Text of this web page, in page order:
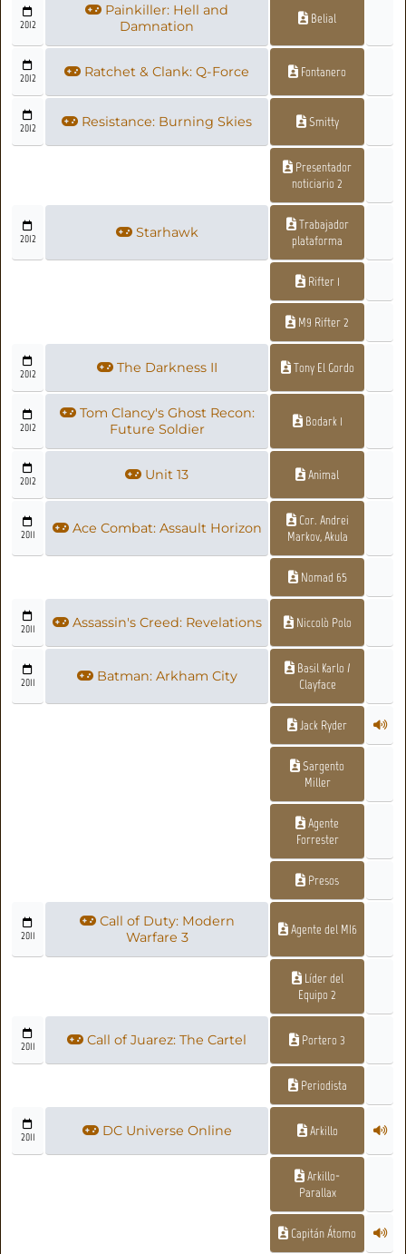
2012
Painkiller: Hell and
Damnation
Belial
2012 Ratchet & Clank: Q-Force Fontanero
2012 Resistance: Burning Skies Smitty
Presentador
noticiario 2
2012 Starhawk
Trabajador
plataforma
Rifter 1
M9 Rifter 2
2012 The Darkness II Tony El Gordo
2012
Tom Clancy's Ghost Recon:
Future Soldier
Bodark 1
2012 Unit 13 Animal
2011 Ace Combat: Assault Horizon
Cor. Andrei
Markov, Akula
Nomad 65
2011 Assassin's Creed: Revelations Niccolò Polo
2011 Batman: Arkham City
Basil Karlo /
Clayface
Jack Ryder
Sargento
Miller
Agente
Forrester
Presos
2011
Call of Duty: Modern
Warfare 3
Agente del MI6
Líder del
Equipo 2
2011 Call of Juarez: The Cartel Portero 3
Periodista
2011 DC Universe Online Arkillo
Arkillo-
Parallax
Capitán Átomo